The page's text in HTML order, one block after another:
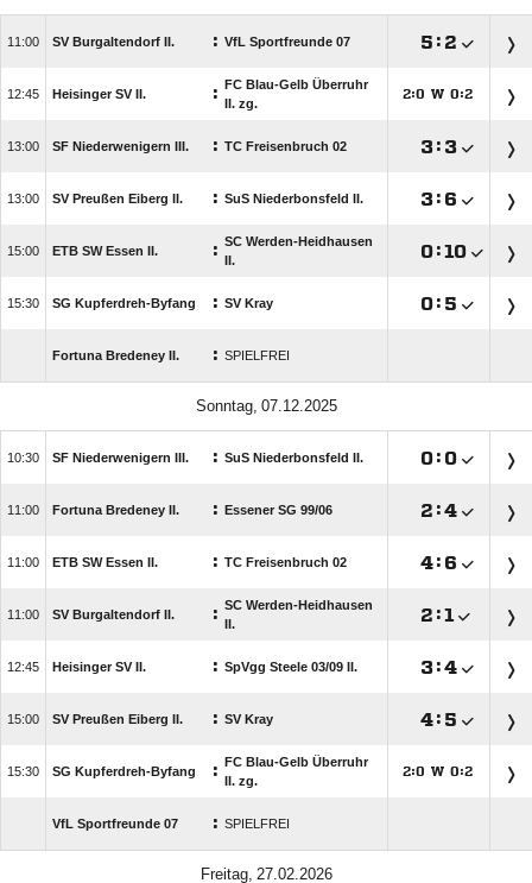
 SV Burgaltendorf II. : VfL Sportfreunde 07  : 
 Heisinger SV II. : FC Blau-Gelb Überruhr
II. zg.
: W :
 SF Niederwenigern III. : TC Freisenbruch 02 : 
 SV Preußen Eiberg II. : SuS Niederbonsfeld II. : 
 ETB SW Essen II. : SC Werden-Heidhausen
II.
:
 SG Kupferdreh-Byfang : SV Kray : 
Fortuna Bredeney II. : SPIELFREI
 
 SF Niederwenigern III. : SuS Niederbonsfeld II. : 
 Fortuna Bredeney II. : Essener SG 99/​06  :
 ETB SW Essen II. : TC Freisenbruch 02 : 
 SV Burgaltendorf II. : SC Werden-Heidhausen
II.
 :
 Heisinger SV II. : SpVgg Steele 03/​09 II. :
 SV Preußen Eiberg II. : SV Kray : 
 SG Kupferdreh-Byfang : FC Blau-Gelb Überruhr
II. zg.
: W :
VfL Sportfreunde 07 : SPIELFREI
 